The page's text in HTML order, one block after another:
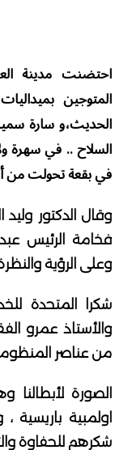
احتضنت مدينة
المتوجين
الحديث،و سارة
السلاح .. في سهرة
في بقعة تحولت من
وقال الدكتور وليد
فخامة الرئيس
وعلى الرؤية
شكرا المتحدة
والأستاذ عمرو
من عناصر
الصورة
اولمبية باريسية
شكرهم للحفاوة